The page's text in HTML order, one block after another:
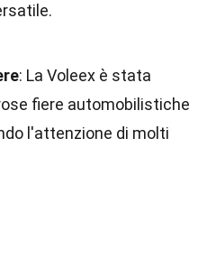
: La Voleex è stata
fiere automobilistiche
l'attenzione di molti